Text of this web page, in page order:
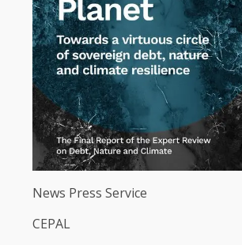
News Press Service
CEPAL